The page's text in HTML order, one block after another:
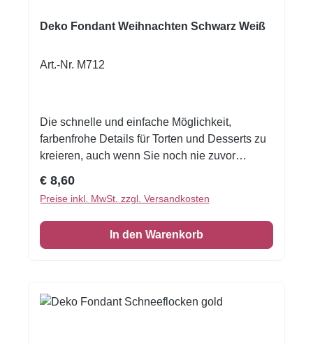
Deko Fondant Weihnachten Schwarz Weiß
Art.-Nr. M712
Die schnelle und einfache Möglichkeit,
farbenfrohe Details für Torten und Desserts zu
kreieren, auch wenn Sie noch nie zuvor
schneiden oder stanzen Sie jede beliebige
Form - keine Vorbereitung. Fondantfolie hat
einen leichten, süßen Geschmack. Auch das
Einschlagen von Keksen oder Kuchen ist
Regulärer Preis:
€ 8,60
Preise inkl. MwSt. zzgl. Versandkosten
In den Warenkorb